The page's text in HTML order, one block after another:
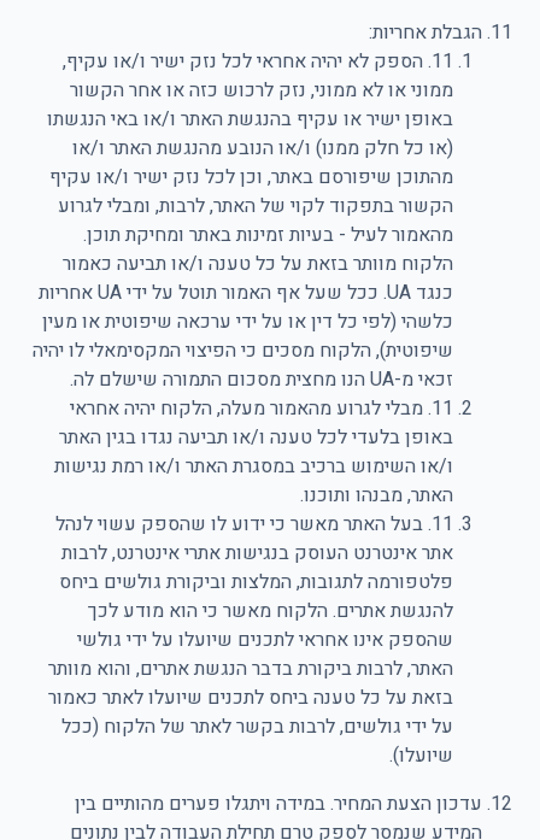
הגבלת אחריות:
11. הספק לא יהיה אחראי לכל נזק ישיר ו/או עקיף,
ממוני או לא ממוני, נזק לרכוש כזה או אחר הקשור
באופן ישיר או עקיף בהנגשת האתר ו/או באי הנגשתו
(או כל חלק ממנו) ו/או הנובע מהנגשת האתר ו/או
מהתוכן שיפורסם באתר, וכן לכל נזק ישיר ו/או עקיף
הקשור בתפקוד לקוי של האתר, לרבות, ומבלי לגרוע
מהאמור לעיל - בעיות זמינות באתר ומחיקת תוכן.
הלקוח מוותר בזאת על כל טענה ו/או תביעה כאמור
כנגד UA. ככל שעל אף האמור תוטל על ידי UA אחריות
כלשהי (לפי כל דין או על ידי ערכאה שיפוטית או מעין
שיפוטית), הלקוח מסכים כי הפיצוי המקסימאלי לו יהיה
זכאי מ-UA הנו מחצית מסכום התמורה שישלם לה.
11. מבלי לגרוע מהאמור מעלה, הלקוח יהיה אחראי
באופן בלעדי לכל טענה ו/או תביעה נגדו בגין האתר
ו/או השימוש ברכיב במסגרת האתר ו/או רמת נגישות
האתר, מבנהו ותוכנו.
11. בעל האתר מאשר כי ידוע לו שהספק עשוי לנהל
אתר אינטרנט העוסק בנגישות אתרי אינטרנט, לרבות
פלטפורמה לתגובות, המלצות וביקורת גולשים ביחס
להנגשת אתרים. הלקוח מאשר כי הוא מודע לכך
שהספק אינו אחראי לתכנים שיועלו על ידי גולשי
האתר, לרבות ביקורת בדבר הנגשת אתרים, והוא מוותר
בזאת על כל טענה ביחס לתכנים שיועלו לאתר כאמור
על ידי גולשים, לרבות בקשר לאתר של הלקוח (ככל
שיועלו).
עדכון הצעת המחיר. במידה ויתגלו פערים מהותיים בין
המידע שנמסר לספק טרם תחילת העבודה לבין נתונים